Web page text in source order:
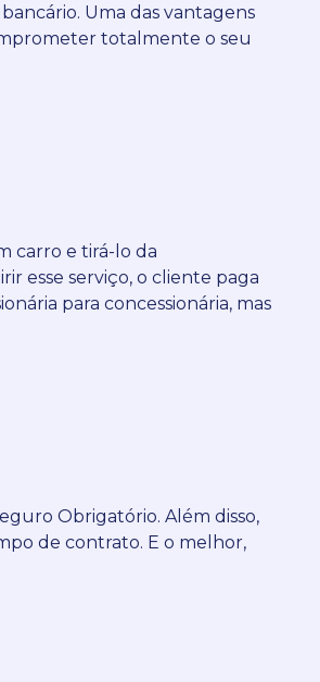
Uma das vantagens
totalmente o seu
carro e tirá-lo da
esse serviço, o cliente paga
para concessionária, mas
Obrigatório. Além disso,
de contrato. E o melhor,